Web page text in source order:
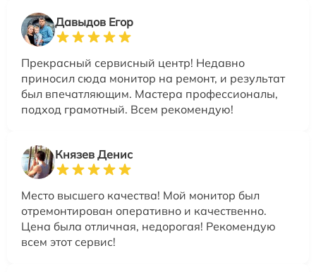
Давыдов Егор
Прекрасный сервисный центр! Недавно
приносил сюда монитор на ремонт, и результат
был впечатляющим. Мастера профессионалы,
подход грамотный. Всем рекомендую!
Князев Денис
Место высшего качества! Мой монитор был
отремонтирован оперативно и качественно.
Цена была отличная, недорогая! Рекомендую
всем этот сервис!